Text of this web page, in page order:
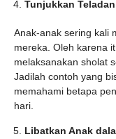
Tunjukkan
Anak-anak sering kali
mereka. Oleh karena
melaksanakan sholat
Jadilah contoh yang
memahami betapa
hari.
Libatkan Anak